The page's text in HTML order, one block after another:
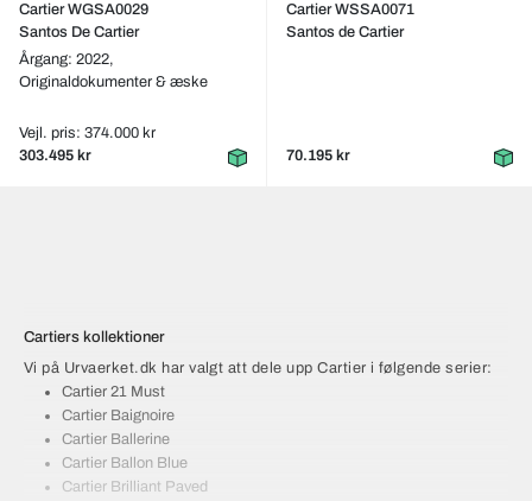
Cartier WGSA0029
Santos De Cartier
Årgang: 2022,
Originaldokumenter & æske
Vejl. pris: 374.000 kr
303.495 kr
Cartier WSSA0071
Santos de Cartier
70.195 kr
Cartiers kollektioner
Vi på Urvaerket.dk har valgt att dele upp Cartier i følgende serier:
Cartier 21 Must
Cartier Baignoire
Cartier Ballerine
Cartier Ballon Blue
Cartier Brilliant Paved